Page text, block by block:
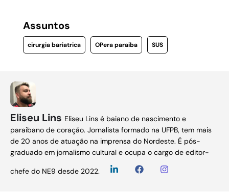
Assuntos
cirurgia bariatrica OPera paraiba SUS
Eliseu Lins Eliseu Lins é baiano de nascimento e
paraibano de coração. Jornalista formado na UFPB, tem mais
de 20 anos de atuação na imprensa do Nordeste. É pós-
graduado em jornalismo cultural e ocupa o cargo de editor-
chefe do NE9 desde 2022.